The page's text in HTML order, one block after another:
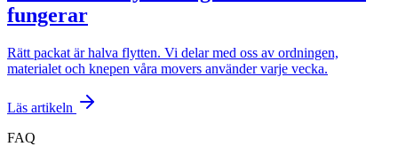
fungerar
Rätt packat är halva flytten. Vi delar med oss av ordningen,
materialet och knepen våra movers använder varje vecka.
Läs artikeln
FAQ